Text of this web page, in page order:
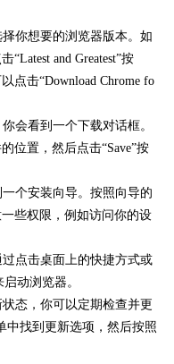
你想要的浏览器版本。如
and Greatest”按
点击“Download Chrome fo
会看到一个下载对话框。
位置，然后点击“Save”按
个安装向导。按照向导的
些权限，例如访问你的设
点击桌面上的快捷方式或
动浏览器。
态，你可以定期检查并更
中找到更新选项，然后按照